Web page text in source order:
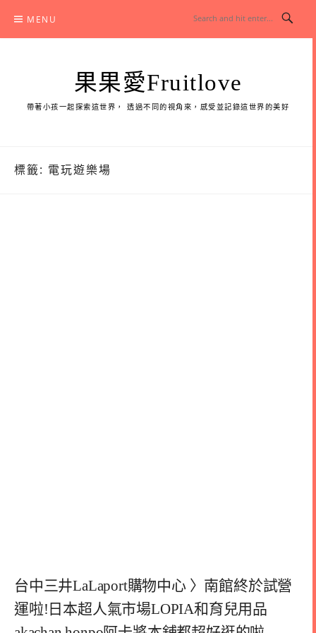
content
MENU
果果愛Fruitlove
帶著小孩一起探索這世界， 透過不同的視角來，感受並記錄這世界的美好
標籤: 電玩遊樂場
台中三井LaLaport購物中心 〉南館終於試營
運啦!日本超人氣市場LOPIA和育兒用品